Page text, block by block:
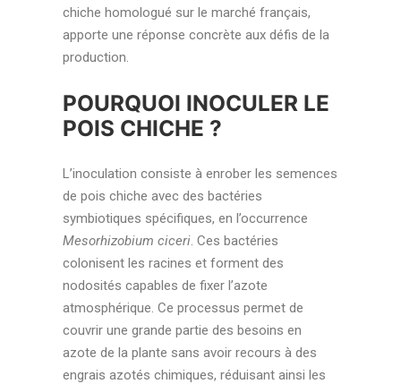
chiche homologué sur le marché français,
apporte une réponse concrète aux défis de la
production.
POURQUOI INOCULER LE
POIS CHICHE ?
L’inoculation consiste à enrober les semences
de pois chiche avec des bactéries
symbiotiques spécifiques, en l’occurrence
Mesorhizobium ciceri. Ces bactéries
colonisent les racines et forment des
nodosités capables de fixer l’azote
atmosphérique. Ce processus permet de
couvrir une grande partie des besoins en
azote de la plante sans avoir recours à des
engrais azotés chimiques, réduisant ainsi les